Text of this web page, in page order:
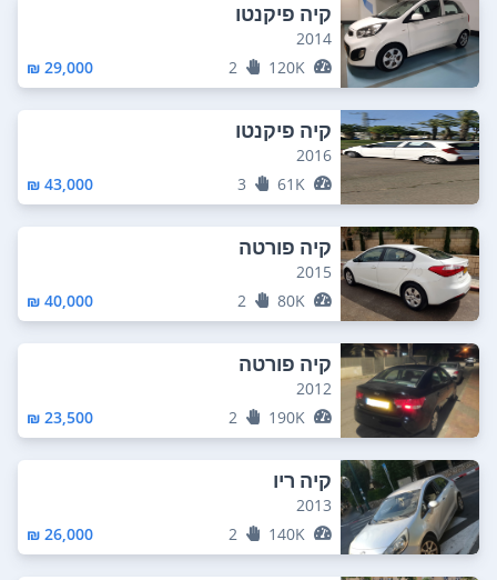
קיה פיקנטו
2014
120K
2
29,000 ₪
קיה פיקנטו
2016
61K
3
43,000 ₪
קיה פורטה
2015
80K
2
40,000 ₪
קיה פורטה
2012
190K
2
23,500 ₪
קיה ריו
2013
140K
2
26,000 ₪